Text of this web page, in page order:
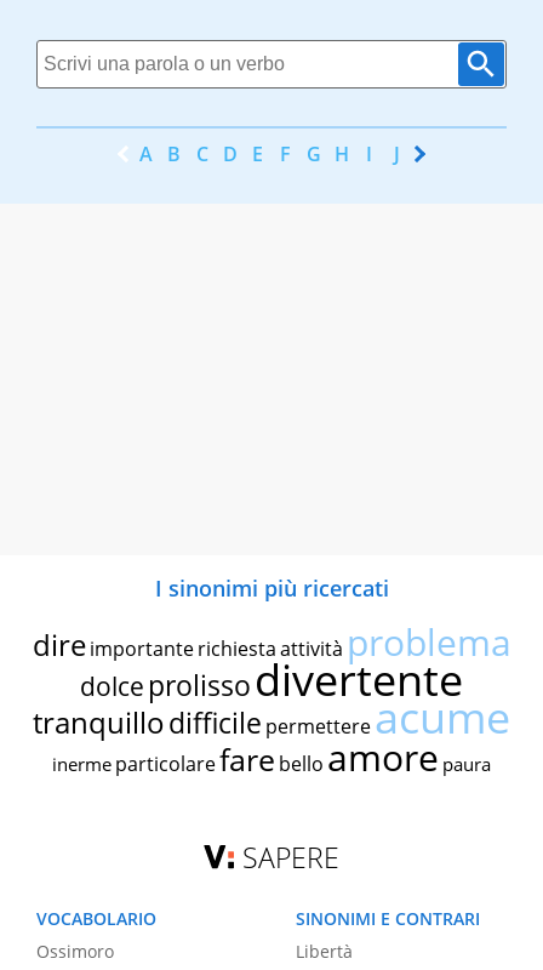
A B C D E F G H I J K
I sinonimi più ricercati
dire importante richiestaattività problema
dolce prolissodivertente
tranquillodifficile permettereacume
inerme particolarefare bello amore paura
SAPERE
VOCABOLARIO
Ossimoro
SINONIMI E CONTRARI
Libertà